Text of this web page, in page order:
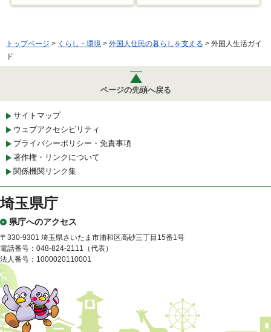
トップページ > くらし・環境 > 外国人住民の暮らしを支える > 外国人生活ガイ
ド
ページの先頭へ戻る
サイトマップ
ウェブアクセシビリティ
プライバシーポリシー・免責事項
著作権・リンクについて
関係機関リンク集
埼玉県庁
県庁へのアクセス
〒330-9301 埼玉県さいたま市浦和区高砂三丁目15番1号
電話番号：048-824-2111（代表）
法人番号：1000020110001